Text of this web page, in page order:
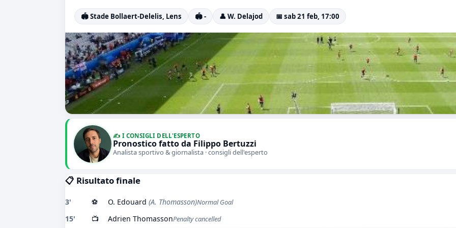
🏟️ Stade Bollaert-Delelis, Lens 🏟️ - 👤 W. Delajod 📅 sab 21 feb, 17:00
✍️ I CONSIGLI DELL'ESPERTO
Pronostico fatto da Filippo Bertuzzi
Analista sportivo & giornalista · consigli dell'esperto
📋 Risultato finale
3' ⚽ O. Edouard (A. Thomasson)Normal Goal
15' 📺 Adrien ThomassonPenalty cancelled